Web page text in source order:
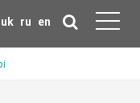
uk ru en